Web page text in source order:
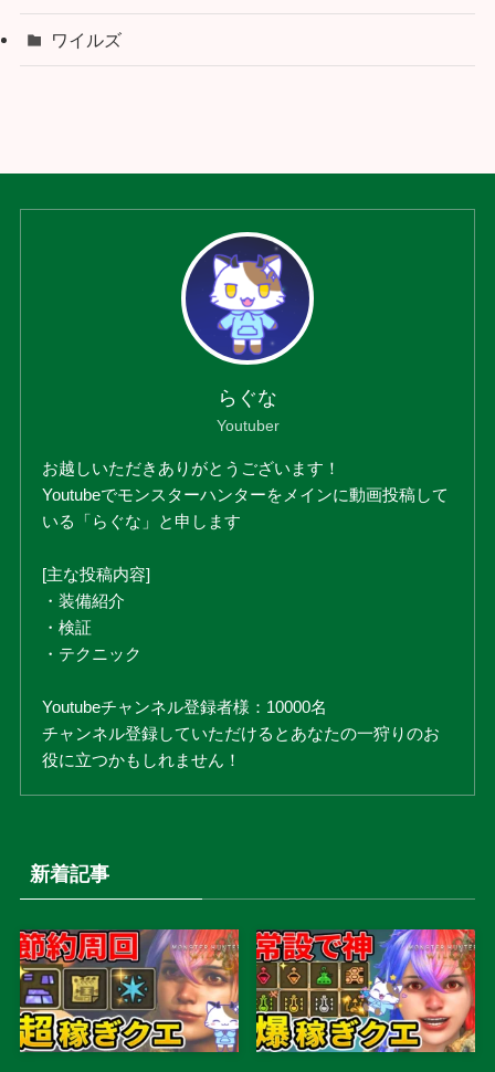
ワイルズ
らぐな
Youtuber
お越しいただきありがとうございます！
Youtubeでモンスターハンターをメインに動画投稿して
いる「らぐな」と申します
[主な投稿内容]
・装備紹介
・検証
・テクニック
Youtubeチャンネル登録者様：10000名
チャンネル登録していただけるとあなたの一狩りのお
役に立つかもしれません！
新着記事